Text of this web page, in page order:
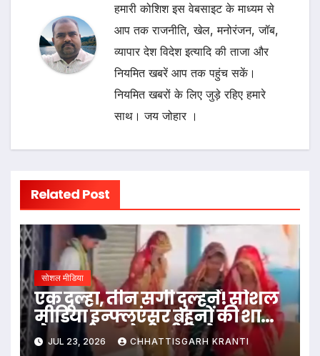
हमारी कोशिश इस वेबसाइट के माध्यम से
आप तक राजनीति, खेल, मनोरंजन, जॉब,
व्यापार देश विदेश इत्यादि की ताजा और
नियमित खबरें आप तक पहुंच सकें।
नियमित खबरों के लिए जुड़े रहिए हमारे
साथ। जय जोहार ।
Related Post
सोशल मीडिया
एक दूल्हा, तीन सगी दुल्हनें! सोशल
मीडिया इन्फ्लुएंसर बहनों की शादी
ने मचाई सनसनी, वीडियो वायरल
JUL 23, 2026 CHHATTISGARH KRANTI